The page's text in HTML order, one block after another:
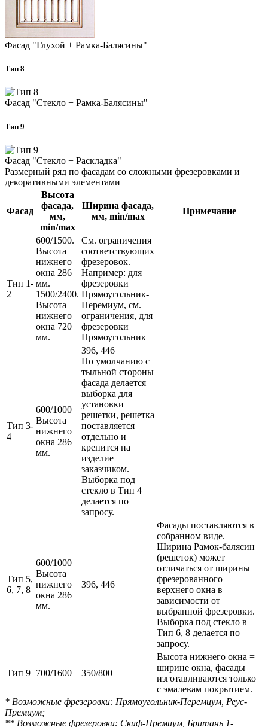
Фасад "Глухой + Рамка-Балясины"
Тип 8
Фасад "Стекло + Рамка-Балясины"
Тип 9
Фасад "Стекло + Раскладка"
Размерный ряд по фасадам со сложными фрезеровками и
декоративными элементами
Фасад
Высота
фасада,
мм,
min/max
Ширина фасада,
мм, min/max
Примечание
Тип 1-
2
600/1500.
Высота
нижнего
окна 286
мм.
1500/2400.
Высота
нижнего
окна 720
мм.
См. ограничения
соответствующих
фрезеровок.
Например: для
фрезеровки
Прямоугольник-
Перемиум, см.
ограничения, для
фрезеровки
Прямоугольник
Тип 3-
4
600/1000
Высота
нижнего
окна 286
мм.
396, 446
По умолчанию с
тыльной стороны
фасада делается
выборка для
установки
решетки, решетка
поставляется
отдельно и
крепится на
изделие
заказчиком.
Выборка под
стекло в Тип 4
делается по
запросу.
Тип 5,
6, 7, 8
600/1000
Высота
нижнего
окна 286
мм.
396, 446
Фасады поставляются в
собранном виде.
Ширина Рамок-балясин
(решеток) может
отличаться от ширины
фрезерованного
верхнего окна в
зависимости от
выбранной фрезеровки.
Выборка под стекло в
Тип 6, 8 делается по
запросу.
Тип 9 700/1600 350/800
Высота нижнего окна =
ширине окна, фасады
изготавливаются только
с эмалевам покрытием.
* Возможные фрезеровки: Прямоугольник-Перемиум, Реус-
Премиум;
** Возможные фрезеровки: Скиф-Премиум, Британь 1-